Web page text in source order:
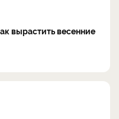
вырастить весенние